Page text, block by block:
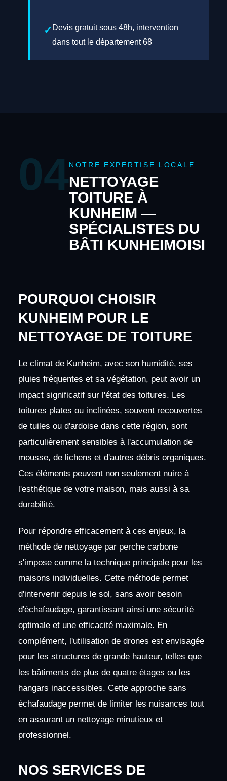
Devis gratuit sous 48h, intervention
dans tout le département 68
04NOTRE EXPERTISE LOCALE
NETTOYAGE
TOITURE À
KUNHEIM —
SPÉCIALISTES DU
BÂTI KUNHEIMOISI
POURQUOI CHOISIR
KUNHEIM POUR LE
NETTOYAGE DE TOITURE
Le climat de Kunheim, avec son humidité, ses
pluies fréquentes et sa végétation, peut avoir un
impact significatif sur l'état des toitures. Les
toitures plates ou inclinées, souvent recouvertes
de tuiles ou d'ardoise dans cette région, sont
particulièrement sensibles à l'accumulation de
mousse, de lichens et d'autres débris organiques.
Ces éléments peuvent non seulement nuire à
l'esthétique de votre maison, mais aussi à sa
durabilité.
Pour répondre efficacement à ces enjeux, la
méthode de nettoyage par perche carbone
s'impose comme la technique principale pour les
maisons individuelles. Cette méthode permet
d'intervenir depuis le sol, sans avoir besoin
d'échafaudage, garantissant ainsi une sécurité
optimale et une efficacité maximale. En
complément, l'utilisation de drones est envisagée
pour les structures de grande hauteur, telles que
les bâtiments de plus de quatre étages ou les
hangars inaccessibles. Cette approche sans
échafaudage permet de limiter les nuisances tout
en assurant un nettoyage minutieux et
professionnel.
NOS SERVICES DE